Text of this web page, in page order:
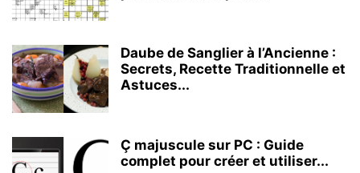
Daube de Sanglier à l’Ancienne :
Secrets, Recette Traditionnelle et
Astuces...
Ç majuscule sur PC : Guide
complet pour créer et utiliser...